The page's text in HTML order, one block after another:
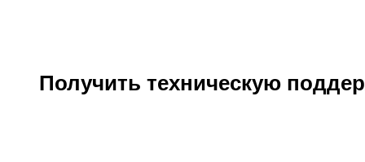
Получить техническую